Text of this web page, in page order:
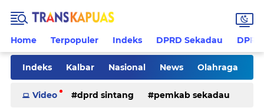
Home Terpopuler Indeks DPRD Sekadau
Indeks Kalbar Nasional News Olahraga
Pilkades Rohani Sanggau Sekadau
Video dprd sintang pemkab sekadau